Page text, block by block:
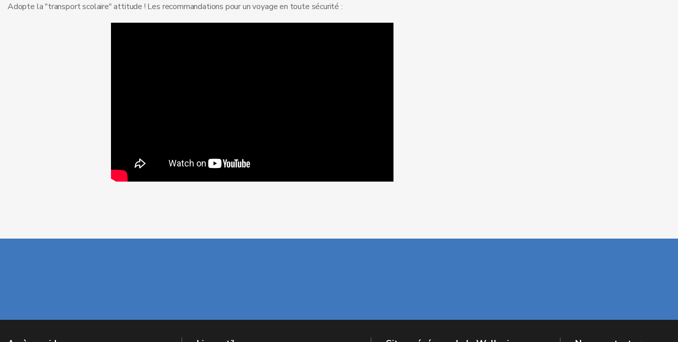
Adopte la "transport scolaire" attitude ! Les recommandations pour un voyage en toute sécurité :